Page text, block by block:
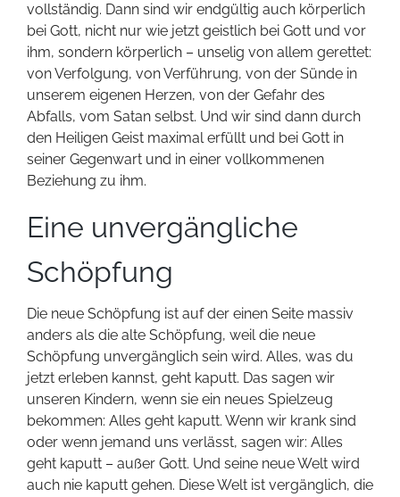
vollständig. Dann sind wir endgültig auch körperlich
bei Gott, nicht nur wie jetzt geistlich bei Gott und vor
ihm, sondern körperlich – unselig von allem gerettet:
von Verfolgung, von Verführung, von der Sünde in
unserem eigenen Herzen, von der Gefahr des
Abfalls, vom Satan selbst. Und wir sind dann durch
den Heiligen Geist maximal erfüllt und bei Gott in
seiner Gegenwart und in einer vollkommenen
Beziehung zu ihm.
Eine unvergängliche
Schöpfung
Die neue Schöpfung ist auf der einen Seite massiv
anders als die alte Schöpfung, weil die neue
Schöpfung unvergänglich sein wird. Alles, was du
jetzt erleben kannst, geht kaputt. Das sagen wir
unseren Kindern, wenn sie ein neues Spielzeug
bekommen: Alles geht kaputt. Wenn wir krank sind
oder wenn jemand uns verlässt, sagen wir: Alles
geht kaputt – außer Gott. Und seine neue Welt wird
auch nie kaputt gehen. Diese Welt ist vergänglich, die